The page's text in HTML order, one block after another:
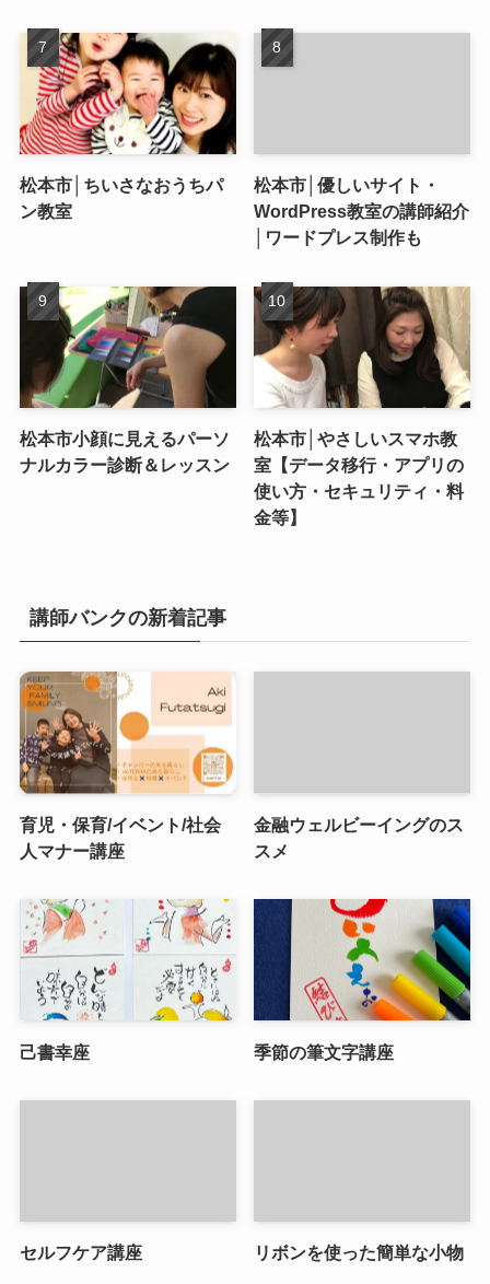
松本市│ちいさなおうちパ
ン教室
松本市│優しいサイト・
WordPress教室の講師紹介
│ワードプレス制作も
松本市小顔に見えるパーソ
ナルカラー診断＆レッスン
松本市│やさしいスマホ教
室【データ移行・アプリの
使い方・セキュリティ・料
金等】
講師バンクの新着記事
育児・保育/イベント/社会
人マナー講座
金融ウェルビーイングのス
スメ
己書幸座 季節の筆文字講座
セルフケア講座 リボンを使った簡単な小物